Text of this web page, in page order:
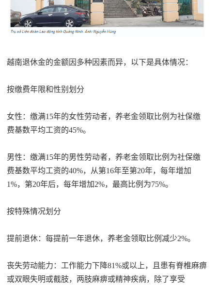
越南退休金的金额因多种因素而异，以下是具体情况：
按缴费年限和性别划分
女性：缴满15年的女性劳动者，养老金领取比例为社保缴
费基数平均工资的45%。
男性：缴满15年的男性劳动者，养老金领取比例为社保缴
费基数平均工资的40%，从第16年至第20年，每年增加
1%，第20年后，每年增加2%，最高比例为75%。
按特殊情况划分
提前退休：每提前一年退休，养老金领取比例减少2%。
丧失劳动能力：工作能力下降81%或以上，且患有脊椎麻痹
或双眼失明或截肢，两肢麻痹或精神疾病，除了享受